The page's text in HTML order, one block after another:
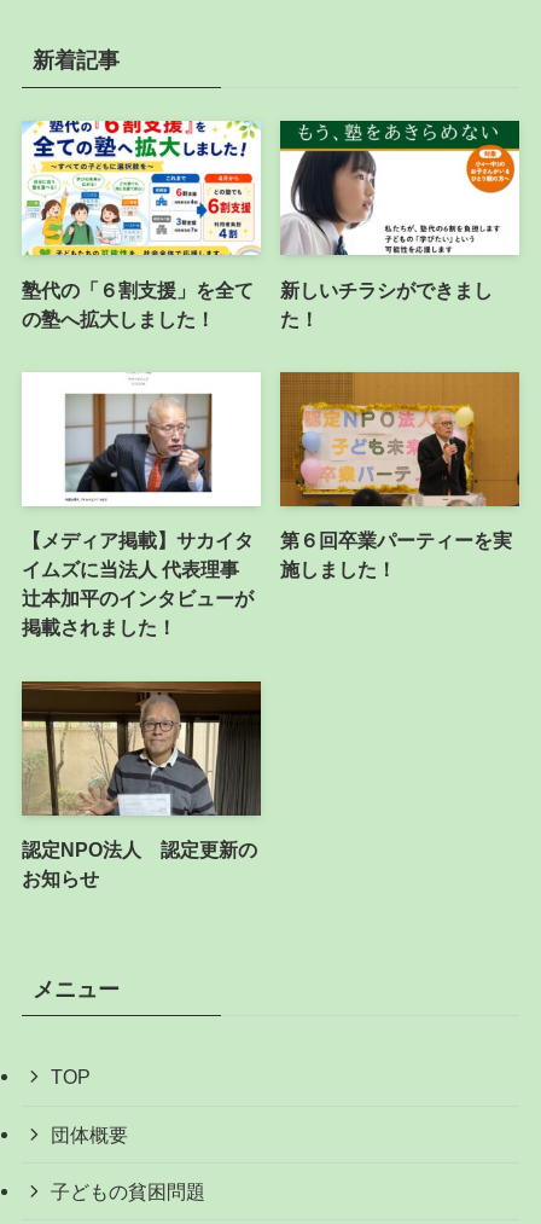
新着記事
塾代の「６割支援」を全て
の塾へ拡大しました！
新しいチラシができまし
た！
【メディア掲載】サカイタ
イムズに当法人 代表理事
辻本加平のインタビューが
掲載されました！
第６回卒業パーティーを実
施しました！
認定NPO法人 認定更新の
お知らせ
メニュー
TOP
団体概要
子どもの貧困問題